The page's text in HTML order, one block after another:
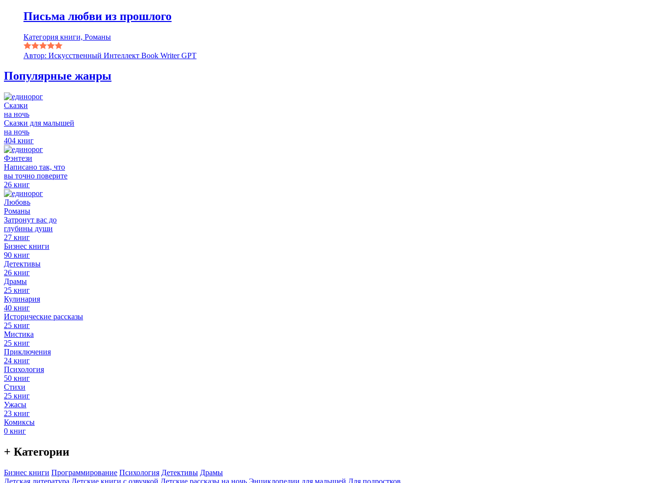
Письма любви из прошлого
Категория книги, Романы
Автор: Искусственный Интеллект Book Writer GPT
Популярные жанры
Сказки
на ночь
Сказки для малышей
на ночь
404 книг
Фэнтези
Написано так, что
вы точно поверите
26 книг
Любовь
Романы
Затронут вас до
глубины души
27 книг
Бизнес книги
90 книг
Детективы
26 книг
Драмы
25 книг
Кулинария
40 книг
Исторические рассказы
25 книг
Мистика
25 книг
Приключения
24 книг
Психология
50 книг
Стихи
25 книг
Ужасы
23 книг
Комиксы
0 книг
+ Категории
Бизнес книги Программирование Психология Детективы Драмы